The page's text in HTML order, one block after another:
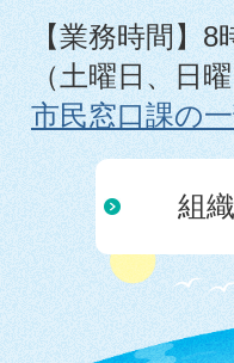
【業務時間】
（土曜日、日
市民窓口課の
組